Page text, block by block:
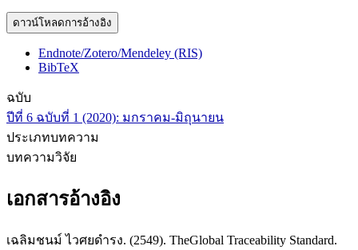
ดาวน์โหลดการอ้างอิง
Endnote/Zotero/Mendeley (RIS)
BibTeX
ฉบับ
ปีที่ 6 ฉบับที่ 1 (2020): มกราคม-มิถุนายน
ประเภทบทความ
บทความวิจัย
เอกสารอ้างอิง
เฉลิมชนม์ ไวศยดำรง. (2549). TheGlobal Traceability Standard.